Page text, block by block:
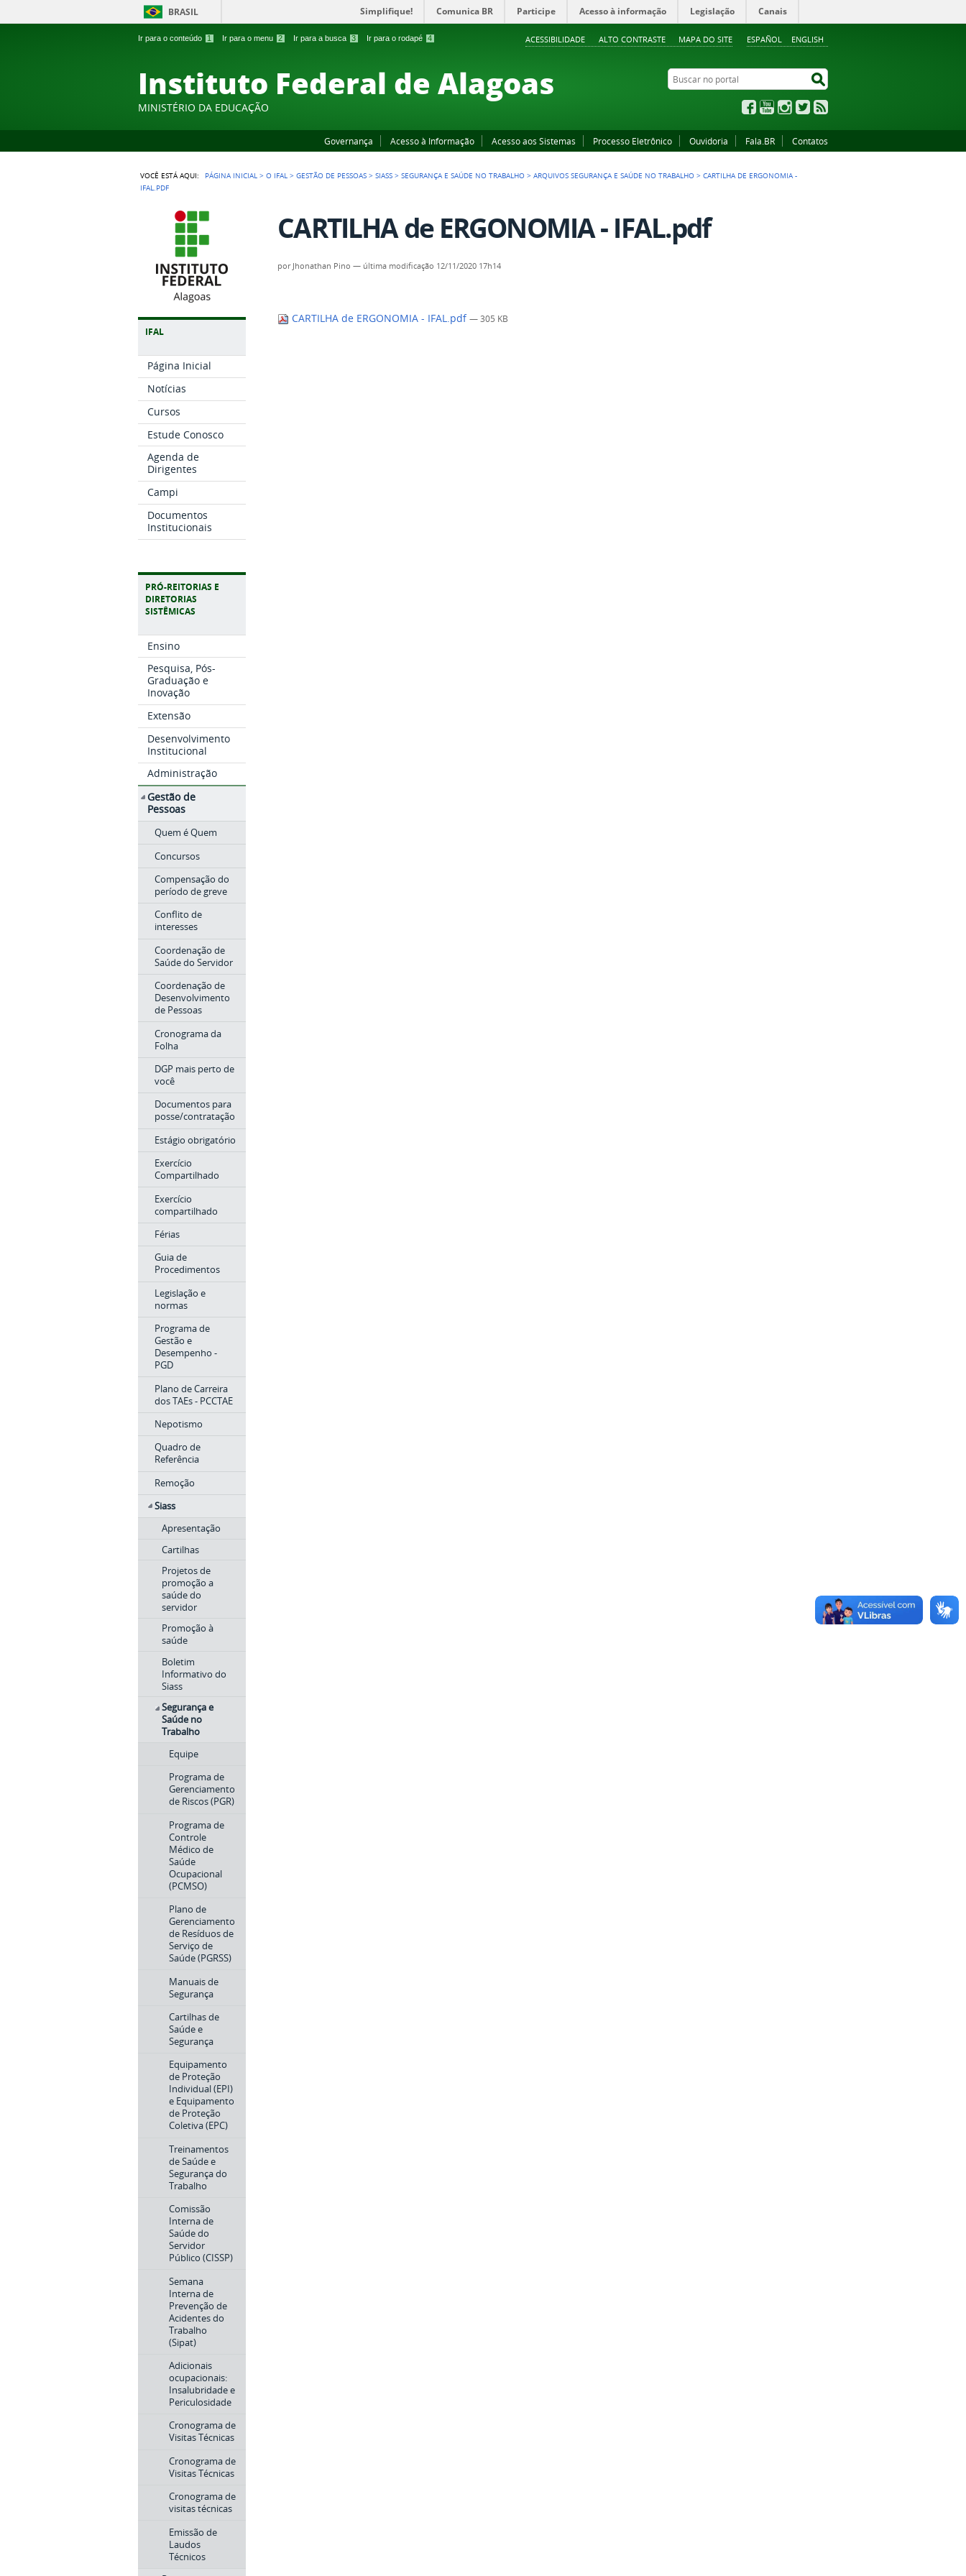
Ir para o conteúdo 1 Ir para o menu 2 Ir para a busca 3 Ir para o rodapé 4 ESPAÑOL ENGLISH
ACESSIBILIDADE ALTO CONTRASTE MAPA DO SITE
BRASIL Simplifique! Comunica BR Participe Acesso à informação Legislação Canais
Instituto Federal de Alagoas
MINISTÉRIO DA EDUCAÇÃO
Buscar no portal
FacebookYouTubeInstagram
Twitter
Governança Acesso à Informação Acesso aos Sistemas Processo Eletrônico Ouvidoria Fala.BR Contatos
VOCÊ ESTÁ AQUI: PÁGINA INICIAL >O IFAL >GESTÃO DE PESSOAS >SIASS >SEGURANÇA E SAÚDE NO TRABALHO >ARQUIVOS SEGURANÇA E SAÚDE NO TRABALHO >CARTILHA DE ERGONOMIA -
IFAL.PDF
IFAL
Página Inicial
Notícias
Cursos
Estude Conosco
Agenda de
Dirigentes
Campi
Documentos
Institucionais
PRÓ-REITORIAS E
DIRETORIAS
SISTÊMICAS
Ensino
Pesquisa, Pós-
Graduação e
Inovação
Extensão
Desenvolvimento
Institucional
Administração
Gestão de
Pessoas
Quem é Quem
Concursos
Compensação do
período de greve
Conflito de
interesses
Coordenação de
Saúde do Servidor
Coordenação de
Desenvolvimento
de Pessoas
Cronograma da
Folha
DGP mais perto de
você
Documentos para
posse/contratação
Estágio obrigatório
Exercício
Compartilhado
Exercício
compartilhado
Férias
Guia de
Procedimentos
Legislação e
normas
Programa de
Gestão e
Desempenho -
PGD
Plano de Carreira
dos TAEs - PCCTAE
Nepotismo
Quadro de
Referência
Remoção
Siass
Apresentação
Cartilhas
Projetos de
promoção a
saúde do
servidor
Promoção à
saúde
Boletim
Informativo do
Siass
Segurança e
Saúde no
Trabalho
Equipe
Programa de
Gerenciamento
de Riscos (PGR)
Programa de
Controle
Médico de
Saúde
Ocupacional
(PCMSO)
Plano de
Gerenciamento
de Resíduos de
Serviço de
Saúde (PGRSS)
Manuais de
Segurança
Cartilhas de
Saúde e
Segurança
Equipamento
de Proteção
Individual (EPI)
e Equipamento
de Proteção
Coletiva (EPC)
Treinamentos
de Saúde e
Segurança do
Trabalho
Comissão
Interna de
Saúde do
Servidor
Público (CISSP)
Semana
Interna de
Prevenção de
Acidentes do
Trabalho
(Sipat)
Adicionais
ocupacionais:
Insalubridade e
Periculosidade
Cronograma de
Visitas Técnicas
Cronograma de
Visitas Técnicas
Cronograma de
visitas técnicas
Emissão de
Laudos
Técnicos
CARTILHA de ERGONOMIA - IFAL.pdf
por Jhonathan Pino — última modificação 12/11/2020 17h14
CARTILHA de ERGONOMIA - IFAL.pdf— 305 KB